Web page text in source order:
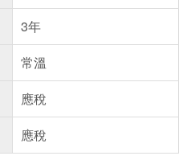
3年
常溫
應稅
應稅